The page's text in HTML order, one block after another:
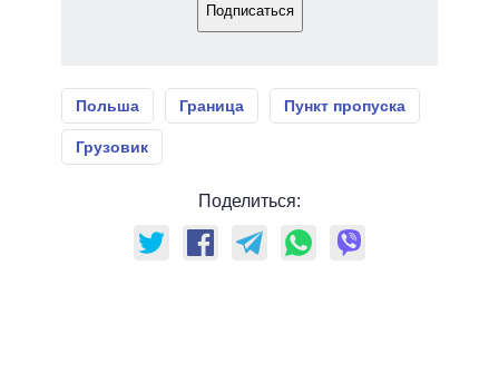
Подписаться
Польша Граница Пункт пропуска
Грузовик
Поделиться: